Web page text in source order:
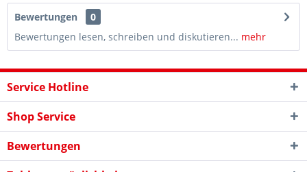
Bewertungen
0
Bewertungen lesen, schreiben und diskutieren... mehr
Service Hotline
Shop Service
Bewertungen